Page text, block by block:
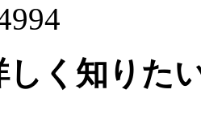
しく知りた